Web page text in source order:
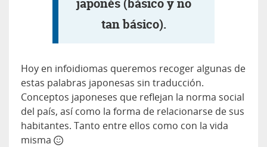
tan básico).
Hoy en infoidiomas queremos recoger algunas de
estas palabras japonesas sin traducción.
Conceptos japoneses que reflejan la norma social
del país, así como la forma de relacionarse de sus
habitantes. Tanto entre ellos como con la vida
misma